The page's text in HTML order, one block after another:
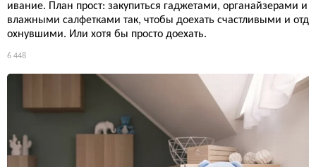
ивание. План прост: закупиться гаджетами, органайзерами и
влажными салфетками так, чтобы доехать счастливыми и отд
охнувшими. Или хотя бы просто доехать.
6 448